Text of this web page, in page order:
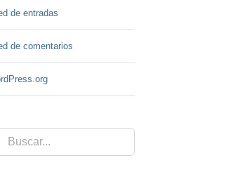
de entradas
de comentarios